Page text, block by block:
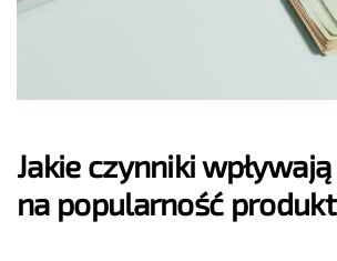
Jakie czynniki wpływają
na popularność